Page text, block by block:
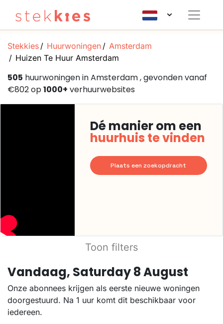
Stekkies Huurwoningen
Amsterdam
Huizen Te Huur Amsterdam
505 huurwoningen in Amsterdam , gevonden vanaf
€802 op1000+ verhuurwebsites
Dé manier om een
huurhuis te vinden
Plaats een zoekopdracht
Toon filters
Vandaag, Saturday 8 August
Onze abonnees krijgen als eerste nieuwe woningen
doorgestuurd. Na 1 uur komt dit beschikbaar voor
iedereen.